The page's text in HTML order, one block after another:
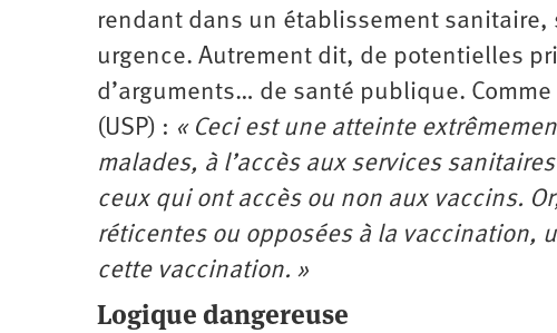
rendant dans un établissement
urgence. Autrement dit, de potentielles
d’arguments… de santé publique.
(USP) : « Ceci est une atteinte
malades, à l’accès aux services
ceux qui ont accès ou non aux vaccins.
réticentes ou opposées à la vaccination,
cette vaccination. »
Logique dangereuse